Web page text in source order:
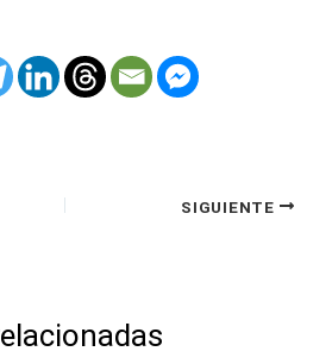
SIGUIENTE